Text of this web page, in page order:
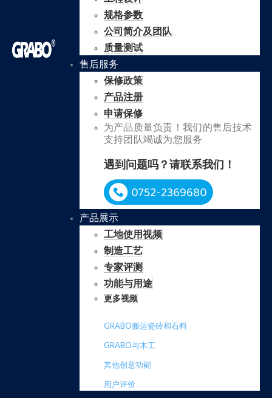
规格参数
公司简介及团队
质量测试
售后服务
保修政策
产品注册
申请保修
为产品质量负责！我们的售后技术
支持团队竭诚为您服务
遇到问题吗？请联系我们！
产品展示
工地使用视频
制造工艺
专家评测
功能与用途
更多视频
GRABO搬运瓷砖和石料
GRABO与木工
其他创意功能
用户评价